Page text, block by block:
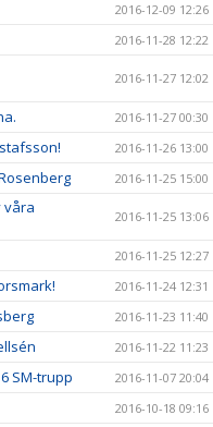
2016-12-09 12:26
2016-11-28 12:22
2016-11-27 12:02
2016-11-27 00:30
2016-11-26 13:00
2016-11-25 15:00
våra
2016-11-25 13:06
2016-11-25 12:27
2016-11-24 12:31
2016-11-23 11:40
2016-11-22 11:23
SM-trupp 2016-11-07 20:04
2016-10-18 09:16